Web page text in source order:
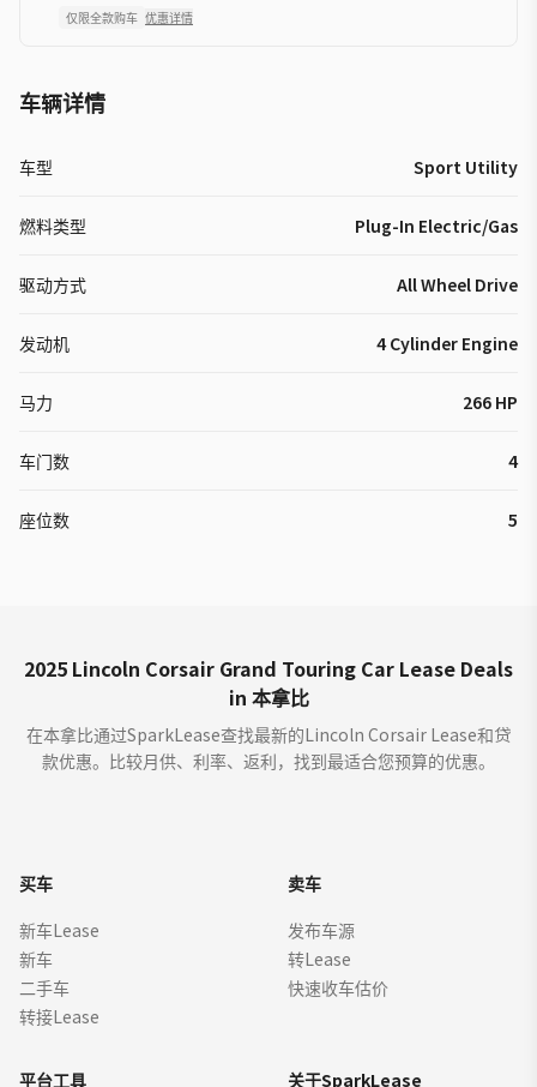
仅限全款购车 优惠详情
车辆详情
车型 Sport Utility
燃料类型 Plug-In Electric/Gas
驱动方式 All Wheel Drive
发动机 4 Cylinder Engine
马力 266 HP
车门数 4
座位数 5
2025 Lincoln Corsair Grand Touring Car Lease Deals
in 本拿比
在本拿比通过SparkLease查找最新的Lincoln Corsair Lease和贷
款优惠。比较月供、利率、返利，找到最适合您预算的优惠。
买车
新车Lease
新车
二手车
转接Lease
卖车
发布车源
转Lease
快速收车估价
平台工具 关于SparkLease